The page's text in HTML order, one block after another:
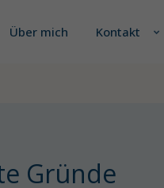
Über mich Kontakt
Gründe